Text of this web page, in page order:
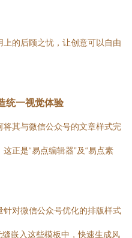
的后顾之忧，让创意可以自由
统一视觉体验
其与微信公众号的文章样式完
正是“易点编辑器”及“易点素
针对微信公众号优化的排版样式
嵌入这些模板中，快速生成风